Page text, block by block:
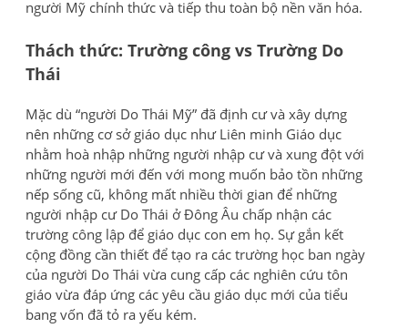
người Mỹ chính thức và tiếp thu toàn bộ nền văn hóa.
Thách thức: Trường công vs Trường Do
Thái
Mặc dù “người Do Thái Mỹ” đã định cư và xây dựng
nên những cơ sở giáo dục như Liên minh Giáo dục
nhằm hoà nhập những người nhập cư và xung đột với
những người mới đến với mong muốn bảo tồn những
nếp sống cũ, không mất nhiều thời gian để những
người nhập cư Do Thái ở Đông Âu chấp nhận các
trường công lập để giáo dục con em họ. Sự gắn kết
cộng đồng cần thiết để tạo ra các trường học ban ngày
của người Do Thái vừa cung cấp các nghiên cứu tôn
giáo vừa đáp ứng các yêu cầu giáo dục mới của tiểu
bang vốn đã tỏ ra yếu kém.